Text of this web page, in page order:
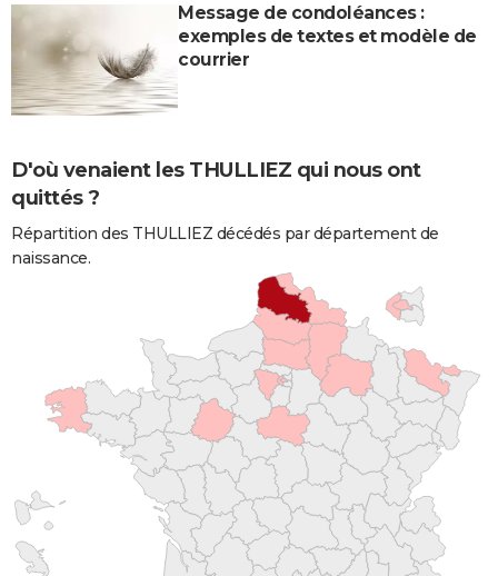
Message de condoléances :
exemples de textes et modèle de
courrier
D'où venaient les THULLIEZ qui nous ont
quittés ?
Répartition des THULLIEZ décédés par département de
naissance.